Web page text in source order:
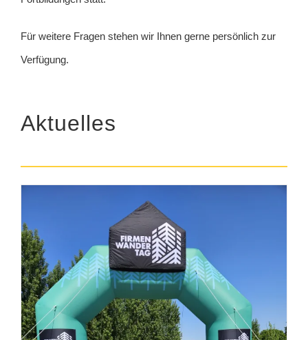
Für weitere Fragen stehen wir Ihnen gerne persönlich zur
Verfügung.
Aktuelles